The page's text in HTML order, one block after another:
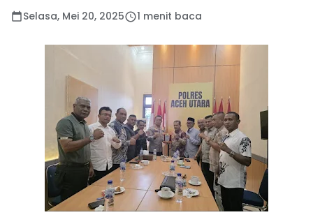
Selasa, Mei 20, 2025 1 menit baca